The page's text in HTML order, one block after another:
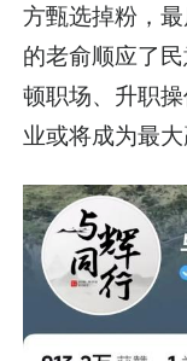
方甄选掉粉，
的老俞顺应了
顿职场、升职
业或将成为最大